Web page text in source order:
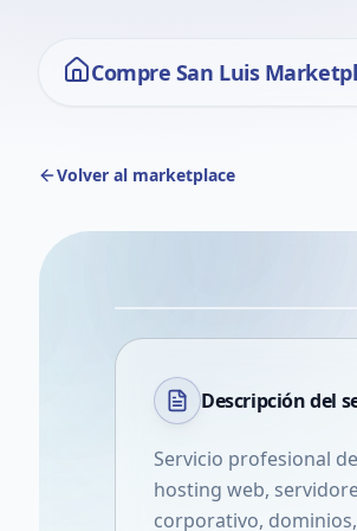
Compre San Luis
Volver al marketplace
Descripción del
Servicio profesional
hosting web,
corporativo,